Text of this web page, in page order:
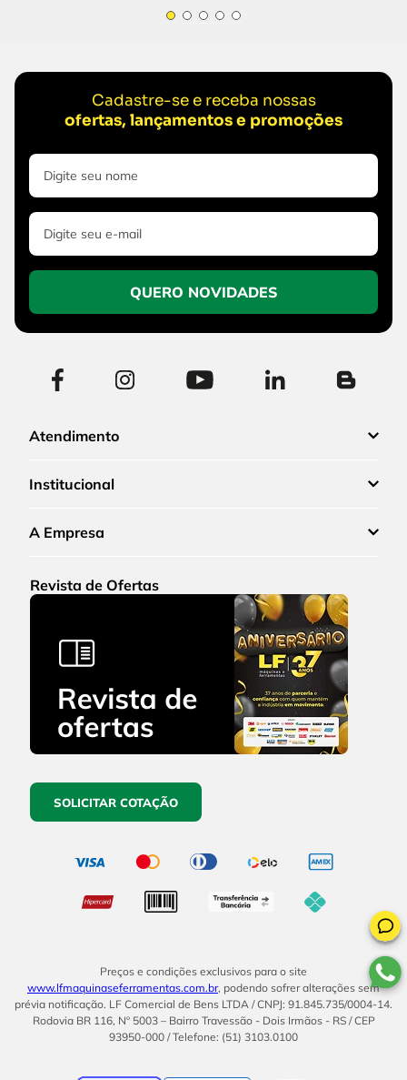
Cadastre-se e receba nossas
ofertas, lançamentos e promoções
QUERO NOVIDADES
Atendimento
Institucional
A Empresa
Revista de Ofertas
SOLICITAR COTAÇÃO
Preços e condições exclusivos para o site
www.lfmaquinaseferramentas.com.br, podendo sofrer alterações sem
prévia notificação. LF Comercial de Bens LTDA / CNPJ: 91.845.735/0004-14.
Rodovia BR 116, Nº 5003 – Bairro Travessão - Dois Irmãos - RS / CEP
93950-000 / Telefone: (51) 3103.0100